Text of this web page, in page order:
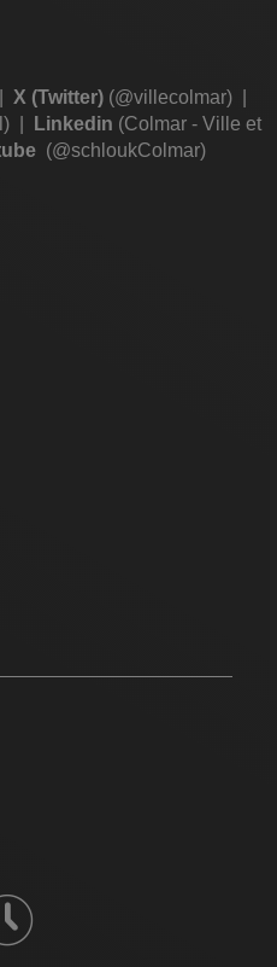
X (Twitter)(@villecolmar)|
Linkedin (Colmar - Ville et
(@schloukColmar)